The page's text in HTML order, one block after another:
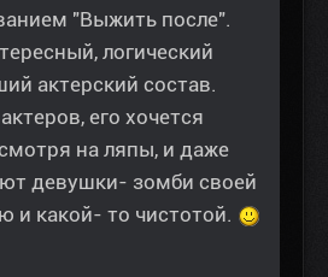
"Выжить после".
логический
актерский состав.
его хочется
на ляпы, и даже
девушки- зомби своей
и какой- то чистотой.